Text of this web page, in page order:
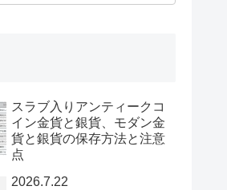
スラブ入りアンティークコ
イン金貨と銀貨、モダン金
貨と銀貨の保存方法と注意
点
2026.7.22